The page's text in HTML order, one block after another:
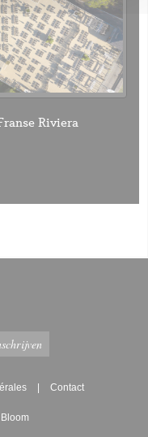
Riviera
Contact